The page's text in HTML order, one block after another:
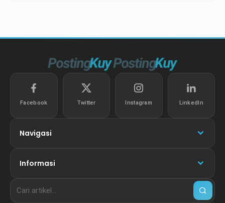
Facebook Twitter Instagram LinkedIn
Navigasi
Informasi